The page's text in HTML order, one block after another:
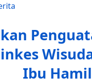
Ibu Hamil